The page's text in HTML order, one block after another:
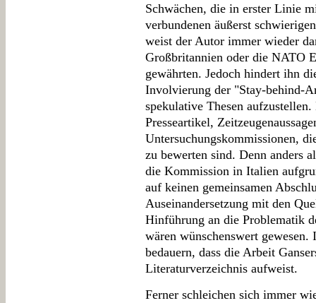
Schwächen, die in erster Linie
verbundenen äußerst
weist der Autor immer wieder
Großbritannien oder die NATO
gewährten. Jedoch hindert ihn
Involvierung der "Stay-behind-
spekulative Thesen
Presseartikel,
Untersuchungskommissionen,
zu bewerten sind. Denn anders
die Kommission in Italien
auf keinen gemeinsamen
Auseinandersetzung mit den
Hinführung an die Problematik
wären wünschenswert
bedauern, dass die Arbeit
Literaturverzeichnis aufweist.
Ferner schleichen sich immer